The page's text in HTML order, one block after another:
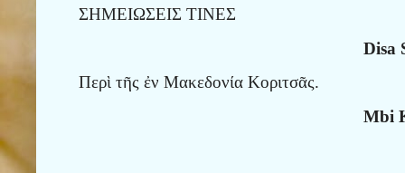
ΣΗΜΕΙΩΣΕΙΣ ΤΙΝΕΣ
Περὶ τῆς ἐν Μακεδονία Κοριτσᾶς.
Disa
Mbi